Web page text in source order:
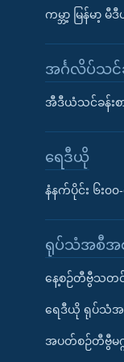
ကမ္ဘာ့ မြန်မာ့
အင်္ဂလိပ်သင်ခ
အီဒီယံသင်ခန်းစ
ရေဒီယို
နံနက်ပိုင်း ၆း၀၀
ရုပ်သံအစီအစ
နေ့စဉ်တီဗွီသတ
ရေဒီယို ရုပ်သံ
အပတ်စဉ်တီဗွီမဂ္